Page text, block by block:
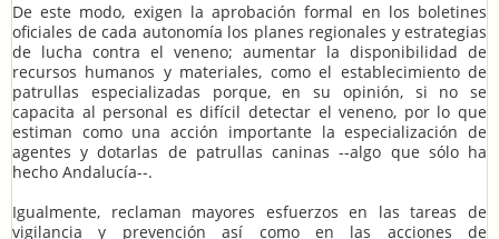
De este modo, exigen la aprobación formal en los boletines
oficiales de cada autonomía los planes regionales y estrategias
de lucha contra el veneno; aumentar la disponibilidad de
recursos humanos y materiales, como el establecimiento de
patrullas especializadas porque, en su opinión, si no se
capacita al personal es difícil detectar el veneno, por lo que
estiman como una acción importante la especialización de
agentes y dotarlas de patrullas caninas --algo que sólo ha
hecho Andalucía--.
Igualmente, reclaman mayores esfuerzos en las tareas de
vigilancia y prevención así como en las acciones de